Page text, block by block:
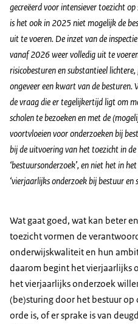
gecreëerd voor intensiever toezicht
is het ook in 2025 niet mogelijk de
uit te voeren. De inzet van de
vanaf 2026 weer volledig uit te
risicobesturen en substantieel
ongeveer een kwart van de
de vraag die er tegelijkertijd ligt om
scholen te bezoeken en met de
voortvloeien voor onderzoeken bij
bij de uitvoering van het toezicht in
‘bestuursonderzoek’, en niet het in
‘vierjaarlijks onderzoek bij bestuur en
Wat gaat goed, wat kan beter
toezicht vormen de
onderwijskwaliteit en hun
daarom begint het vierjaarlijks
het vierjaarlijks onderzoek
(be)sturing door het bestuur
orde is, of er sprake is van